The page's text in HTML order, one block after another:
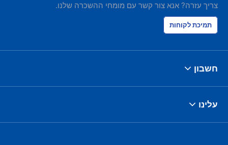
צריך עזרה? אנא צור קשר עם מומחי ההשכרה שלנו.
תמיכת לקוחות
חשבון
עלינו